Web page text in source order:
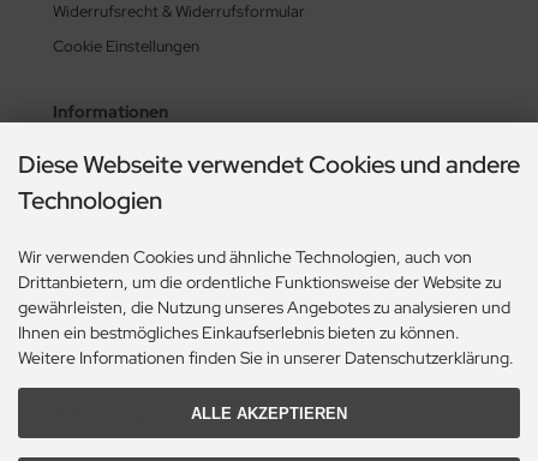
Widerrufsrecht & Widerrufsformular
Cookie Einstellungen
Informationen
Zahlung & Versand
Lieferzeit & Lieferbedingungen
Historie? Fehlanzeige!
Aktionsheft Sommer 2026
Zahlungsmethoden
Diese Webseite verwendet Cookies und andere
Technologien
Wir verwenden Cookies und ähnliche Technologien, auch von
Drittanbietern, um die ordentliche Funktionsweise der Website zu
gewährleisten, die Nutzung unseres Angebotes zu analysieren und
Ihnen ein bestmögliches Einkaufserlebnis bieten zu können.
Weitere Informationen finden Sie in unserer Datenschutzerklärung.
ALLE AKZEPTIEREN